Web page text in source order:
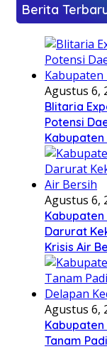
Berita
Agustus 6,
Blitaria
Potensi
Agustus 6,
Darurat
Krisis Air
Agustus 6,
Kabupaten
Tanam